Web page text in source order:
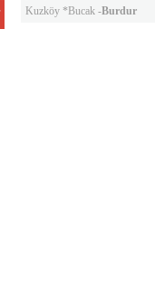
Kuzköy *Bucak -Burdur